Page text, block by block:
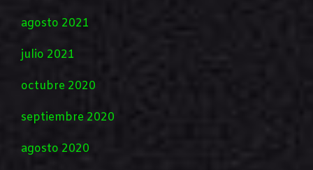
agosto 2021
julio 2021
octubre 2020
septiembre 2020
agosto 2020